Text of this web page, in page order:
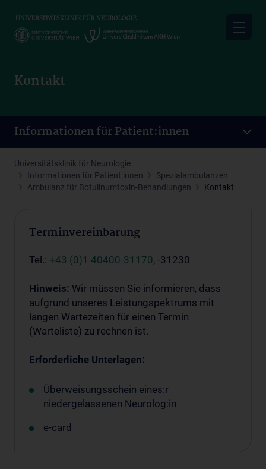
main
Kontakt
Informationen für Patient:innen
Universitätsklinik für Neurologie
Informationen für Patient:innen
Spezialambulanzen
Ambulanz für Botulinumtoxin-Behandlungen
Kontakt
Terminvereinbarung
Tel.: +43 (0)1 40400-31170, -31230
Hinweis: Wir müssen Sie informieren, dass
aufgrund unseres Leistungspektrums mit
langen Wartezeiten für einen Termin
(Warteliste) zu rechnen ist.
Erforderliche Unterlagen:
Überweisungsschein eines:r
niedergelassenen Neurolog:in
e-card